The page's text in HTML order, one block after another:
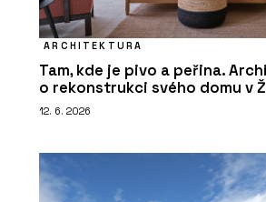
ARCHITEKTURA
Tam, kde je pivo a peřina.
o rekonstrukci svého domu v
12. 6. 2026